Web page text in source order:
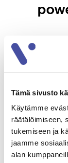
Tämä sivusto
Käytämme
räätälöimiseen,
tukemiseen ja
jaamme
alan